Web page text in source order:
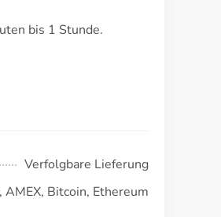
bis 1 Stunde.
Verfolgbare Lieferung
AMEX, Bitcoin, Ethereum